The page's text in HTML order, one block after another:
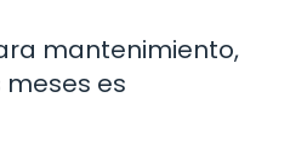
mantenimiento,
meses es